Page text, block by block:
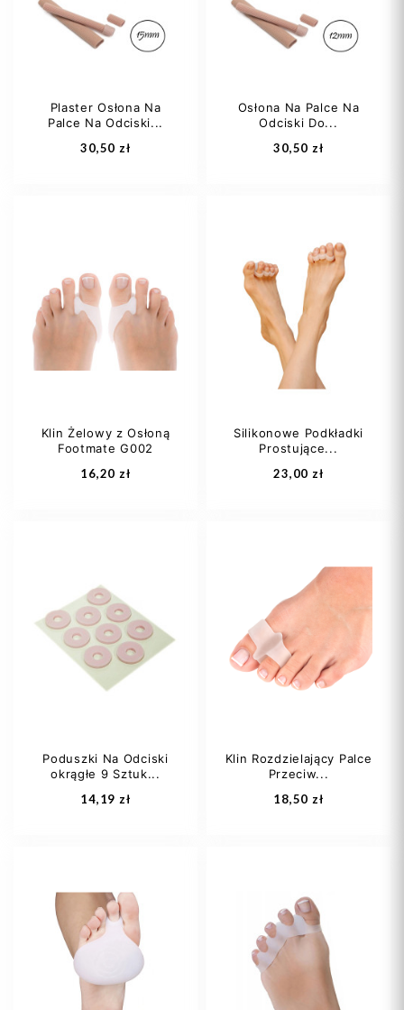
Dodaj do koszyka Dodaj do koszyka
Plaster Osłona Na
Palce Na Odciski...
30,50 zł
Dodaj do koszyka
Osłona Na Palce Na
Odciski Do...
30,50 zł
Dodaj do koszyka
Klin Żelowy z Osłoną
Footmate G002
16,20 zł
Dodaj do koszyka
Silikonowe Podkładki
Prostujące...
23,00 zł
Dodaj do koszyka
Poduszki Na Odciski
okrągłe 9 Sztuk...
14,19 zł
Klin Rozdzielający Palce
Przeciw...
18,50 zł